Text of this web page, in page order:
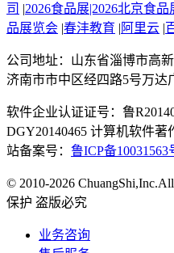
司 |2026食品展|2026北京食
品展览会 |春沣教育 | 阿里云 |
公司地址：山东省淄博市高
济南市市中区经四路5号万达
软件企业认证证号：鲁
DGY20140465 计算机软件著
站备案号： 鲁ICP备10031563
© 2010-2026
保护 盗版必究
业务咨询